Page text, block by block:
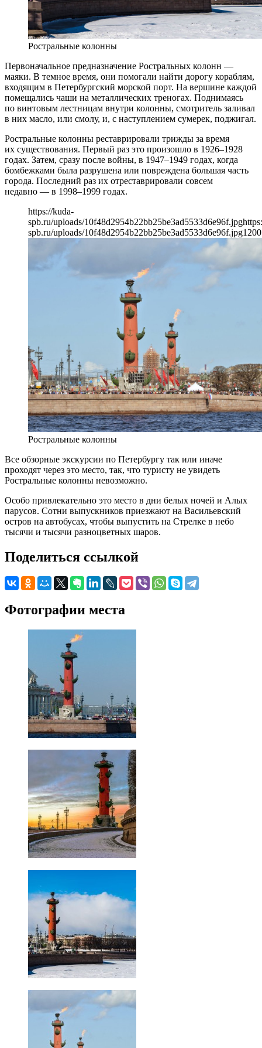
Ростральные колонны
Первоначальное предназначение Ростральных колонн —
маяки. В темное время, они помогали найти дорогу кораблям,
входящим в Петербургский морской порт. На вершине каждой
помещались чаши на металлических треногах. Поднимаясь
по винтовым лестницам внутри колонны, смотритель заливал
в них масло, или смолу, и, с наступлением сумерек, поджигал.
Ростральные колонны реставрировали трижды за время
их существования. Первый раз это произошло в 1926–1928
годах. Затем, сразу после войны, в 1947–1949 годах, когда
бомбежками была разрушена или повреждена большая часть
города. Последний раз их отреставрировали совсем
недавно — в 1998–1999 годах.
https://kuda-
spb.ru/uploads/10f48d2954b22bb25be3ad5533d6e96f.jpg
spb.ru/uploads/10f48d2954b22bb25be3ad5533d6e96f.jpg1200
Ростральные колонны
Все обзорные экскурсии по Петербургу так или иначе
проходят через это место, так, что туристу не увидеть
Ростральные колонны невозможно.
Особо привлекательно это место в дни белых ночей и Алых
парусов. Сотни выпускников приезжают на Васильевский
остров на автобусах, чтобы выпустить на Стрелке в небо
тысячи и тысячи разноцветных шаров.
Поделиться ссылкой
Фотографии места